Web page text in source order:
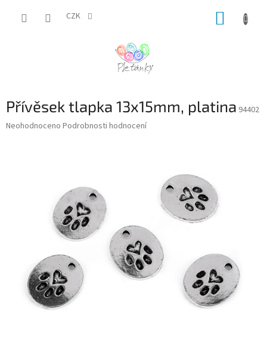
CZK
Přívěsek tlapka 13x15mm, platina 94402
Průměrné
Neohodnoceno Podrobnosti hodnocení